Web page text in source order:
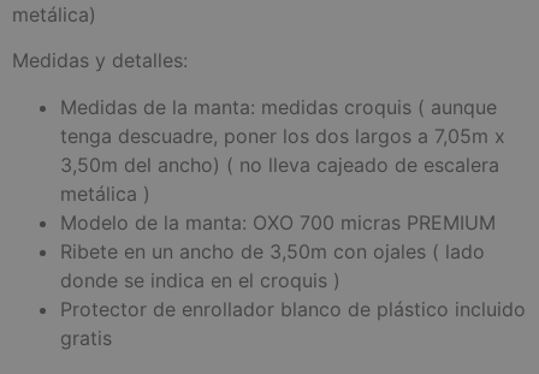
metálica)
Medidas y detalles:
Medidas de la manta: medidas croquis ( aunque
tenga descuadre, poner los dos largos a 7,05m x
3,50m del ancho) ( no lleva cajeado de escalera
metálica )
Modelo de la manta: OXO 700 micras PREMIUM
Ribete en un ancho de 3,50m con ojales ( lado
donde se indica en el croquis )
Protector de enrollador blanco de plástico incluido
gratis